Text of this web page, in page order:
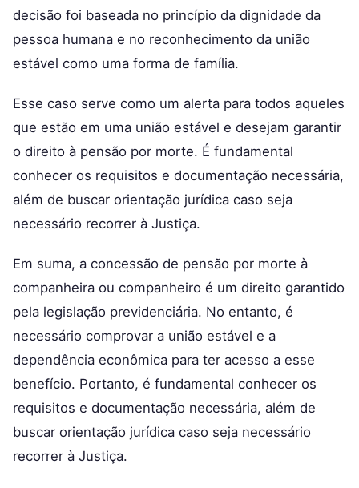
decisão foi baseada no princípio da dignidade da
pessoa humana e no reconhecimento da união
estável como uma forma de família.
Esse caso serve como um alerta para todos aqueles
que estão em uma união estável e desejam garantir
o direito à pensão por morte. É fundamental
conhecer os requisitos e documentação necessária,
além de buscar orientação jurídica caso seja
necessário recorrer à Justiça.
Em suma, a concessão de pensão por morte à
companheira ou companheiro é um direito garantido
pela legislação previdenciária. No entanto, é
necessário comprovar a união estável e a
dependência econômica para ter acesso a esse
benefício. Portanto, é fundamental conhecer os
requisitos e documentação necessária, além de
buscar orientação jurídica caso seja necessário
recorrer à Justiça.